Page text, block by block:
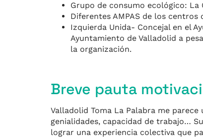
Grupo de consumo ecológico: La
Diferentes AMPAS de los
Izquierda Unida- Concejal en el
Ayuntamiento de Valladolid a
la organización.
Breve pauta
Valladolid Toma La Palabra me
genialidades, capacidad de trabajo…
lograr una experiencia colectiva que